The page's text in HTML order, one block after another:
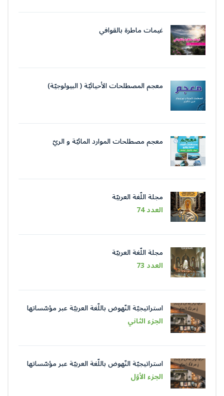
غيمات ماطرة بالقوافي
معجم المصطلحات الأحيائيّة ( البيولوجيّة)
معجم مصطلحات الموارد المائيّة و الريّ
مجلة اللّغة العربيّة
العدد 74
مجلة اللّغة العربيّة
العدد 73
استراتيجيّة النّهوض باللّغة العربيّة عبر مؤسّساتها
في عصر الذّكاء الاصطناعيّ
الجزء الثاني
استراتيجيّة النّهوض باللّغة العربيّة عبر مؤسّساتها
في عصر الذّكاء الاصطناعيّ
الجزء الأوّل